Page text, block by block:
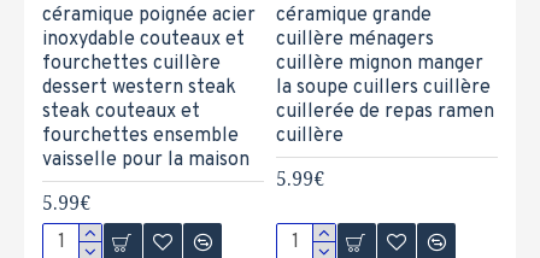
céramique poignée acier
inoxydable couteaux et
fourchettes cuillère
dessert western steak
steak couteaux et
fourchettes ensemble
vaisselle pour la maison
5.99€
céramique grande
cuillère ménagers
cuillère mignon manger
la soupe cuillers cuillère
cuillerée de repas ramen
cuillère
5.99€